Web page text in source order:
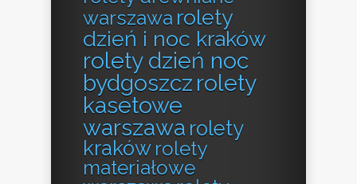
warszawa rolety
dzień i noc kraków
rolety dzień noc
bydgoszcz rolety
kasetowe
warszawa rolety
kraków rolety
materiałowe